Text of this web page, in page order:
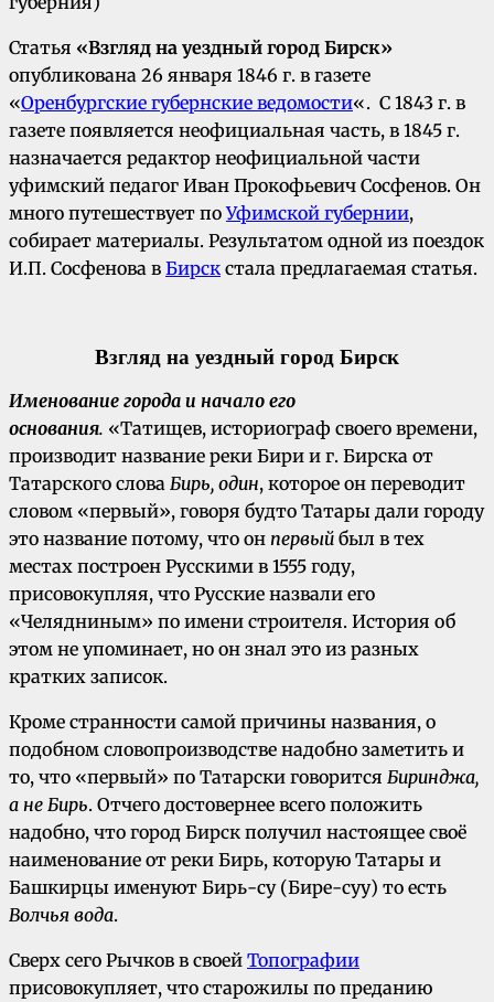
Статья «Взгляд на уездный город Бирск»
опубликована 26 января 1846 г. в газете
«Оренбургские губернские ведомости«. C 1843 г. в
газете появляется неофициальная часть, в 1845 г.
назначается редактор неофициальной части
уфимский педагог Иван Прокофьевич Сосфенов. Он
много путешествует поУфимской губернии,
собирает материалы. Результатом одной из поездок
И.П. Сосфенова в Бирск стала предлагаемая статья.
Взгляд на уездный город Бирск
Именование города и начало его
основания. «Татищев, историограф своего времени,
производит название реки Бири и г. Бирска от
Татарского слова Бирь, один, которое он переводит
словом «первый», говоря будто Татары дали городу
это название потому, что он первый был в тех
местах построен Русскими в 1555 году,
присовокупляя, что Русские назвали его
«Челядниным» по имени строителя. История об
этом не упоминает, но он знал это из разных
кратких записок.
Кроме странности самой причины названия, о
подобном словопроизводстве надобно заметить и
то, что «первый» по Татарски говорится Биринджа,
а не Бирь. Отчего достовернее всего положить
надобно, что город Бирск получил настоящее своё
наименование от реки Бирь, которую Татары и
Башкирцы именуют Бирь-су (Бире-суу) то есть
Волчья вода.
Сверх сего Рычков в своей Топографии
присовокупляет, что старожилы по преданию